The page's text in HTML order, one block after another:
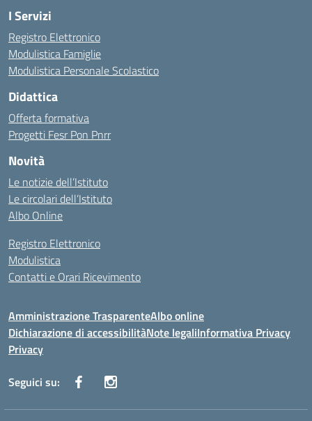
I Servizi
Registro Elettronico
Modulistica Famiglie
Modulistica Personale Scolastico
Didattica
Offerta formativa
Progetti Fesr Pon Pnrr
Novità
Le notizie dell’Istituto
Le circolari dell’Istituto
Albo Online
Registro Elettronico
Modulistica
Contatti e Orari Ricevimento
Amministrazione TrasparenteAlbo online
Dichiarazione di accessibilitàNote legaliInformativa Privacy
Privacy
Seguici su: